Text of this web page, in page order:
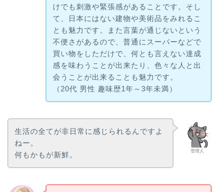
けでも刺激や緊張感があることです。そし
て、日本にはない建物や美術品をみれるこ
とも魅力です。また言葉が通じないという
不便さがあるので、普通にスーパーなどで
買い物をしただけで、何とも言えない達成
感を味わうことが出来たり、色々な人と出
会うことが出来ることも魅力です。
（20代 男性 趣味歴1年～3年未満）
管理人
生活の全てが非日常に感じられるんですよ
ねー。
何もかもが新鮮。